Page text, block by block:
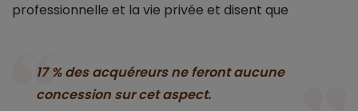
professionnelle et la vie privée et disent que
17 % des acquéreurs ne feront aucune
concession sur cet aspect.